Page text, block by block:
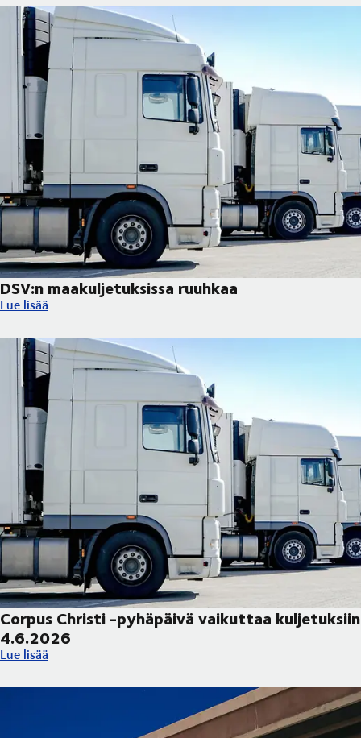
DSV:n maakuljetuksissa ruuhkaa
DSV:n maakuljetuksissa ruuhkaa
Lue lisää
Corpus Christi -pyhäpäivä vaikuttaa kuljetuksiin
4.6.2026
Corpus Christi -pyhäpäivä vaikuttaa kuljetuksiin 4.6.2026
Lue lisää